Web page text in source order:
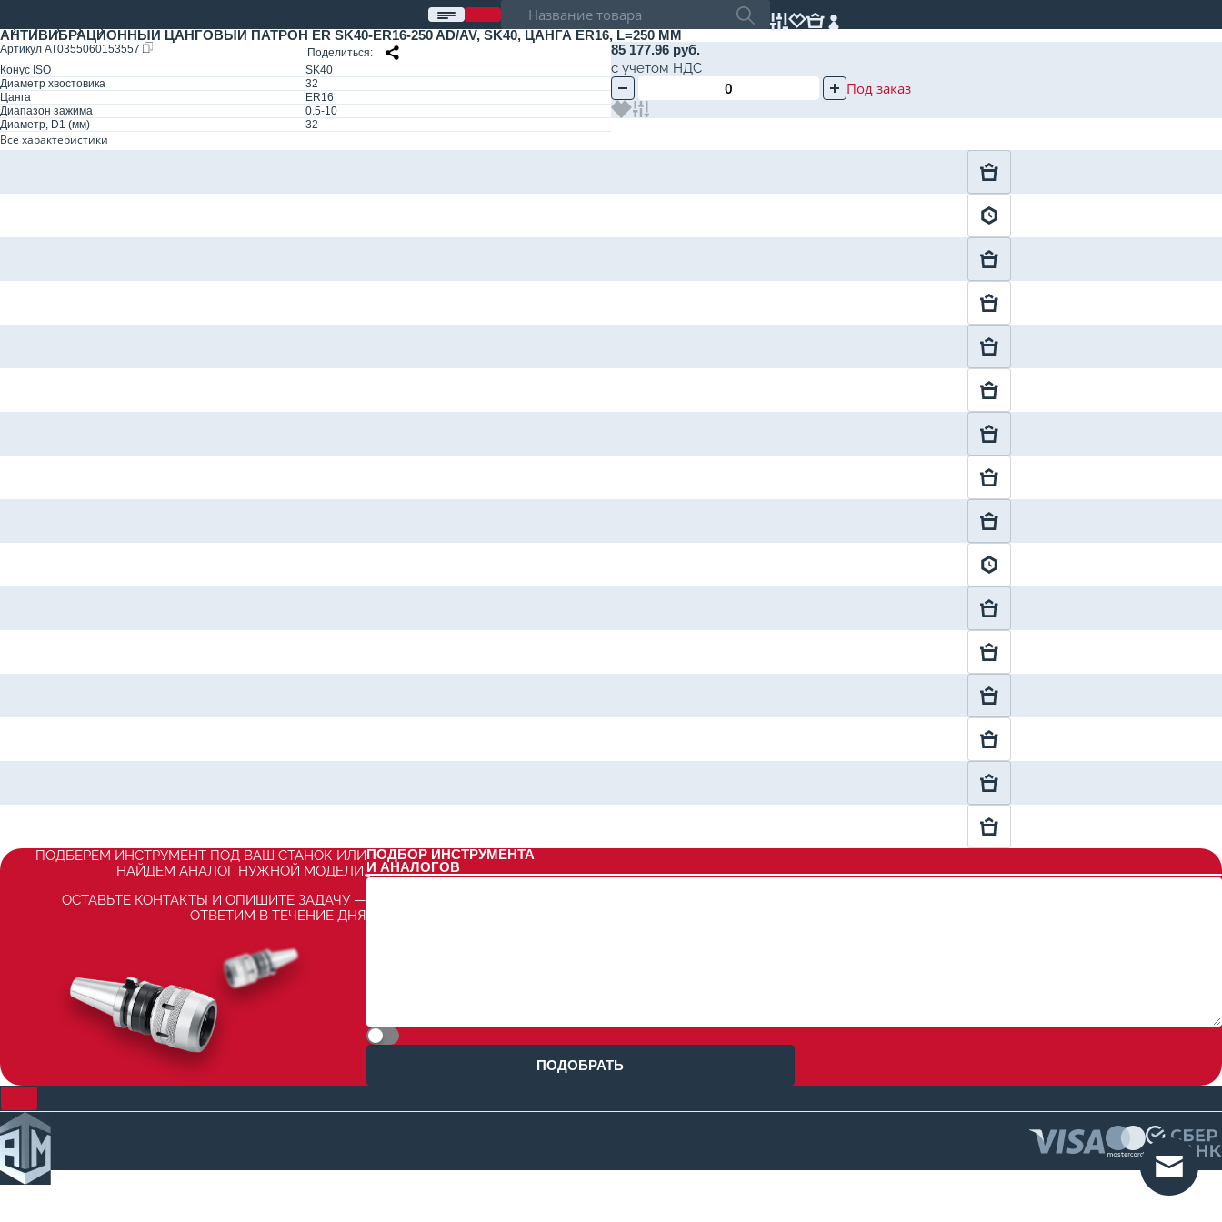
АНТИВИБРАЦИОННЫЙ ЦАНГОВЫЙ ПАТРОН ER SK40-ER16-250 AD/AV, SK40, ЦАНГА ER16, L=250 ММ
Артикул AT0355060153557
Поделиться
Конус ISO
SK40
Диаметр хвостовика
32
Цанга
ER16
Диапазон зажима
0.5-10
Диаметр, D1 (мм)
32
Все характеристики
85 177.96 руб.
с учетом НДС
Под заказ
ПОДБЕРЕМ ИНСТРУМЕНТ ПОД ВАШ СТАНОК ИЛИ
НАЙДЕМ АНАЛОГ НУЖНОЙ МОДЕЛИ.
ОСТАВЬТЕ КОНТАКТЫ И ОПИШИТЕ ЗАДАЧУ —
ОТВЕТИМ В ТЕЧЕНИЕ ДНЯ
ПОДБОР ИНСТРУМЕНТА
И АНАЛОГОВ
ПОДОБРАТЬ